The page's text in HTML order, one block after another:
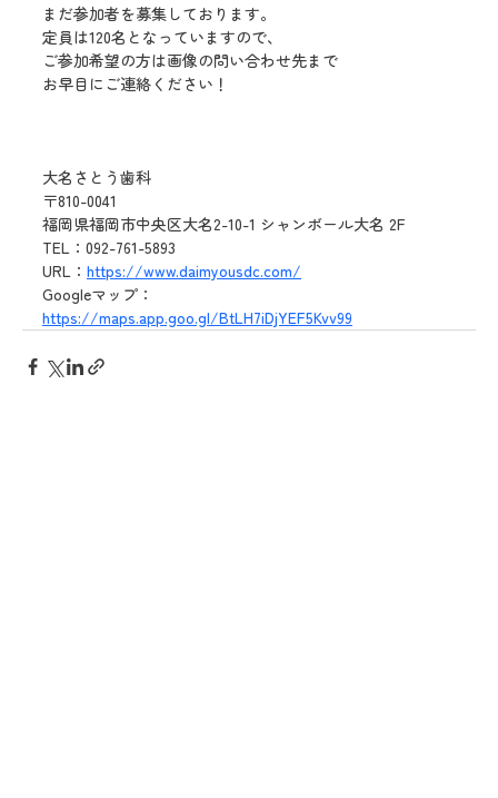
まだ参加者を募集しております。
定員は120名となっていますので、
ご参加希望の方は画像の問い合わせ先まで
お早目にご連絡ください！
大名さとう歯科
〒810-0041
福岡県福岡市中央区大名2-10-1 シャンボール大名 2F
TEL：092-761-5893
URL： https://www.daimyousdc.com/
Googleマップ：
https://maps.app.goo.gl/BtLH7iDjYEF5Kvv99